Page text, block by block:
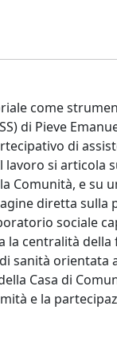
come
di Pieve
di
si articola
Comunità, e su
diretta sulla
sociale
centralità
orientata
Casa di
e la